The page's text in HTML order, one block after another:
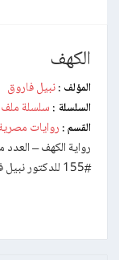
الكهف
المؤلف : نبيل فاروق
السلسلة : سلسلة ملف
القسم : روايات
رواية الكهف –
#155 للدكتور نبيل فاروق .. بقفزة إلى المستقبل ، غاب فريق ( نور )…